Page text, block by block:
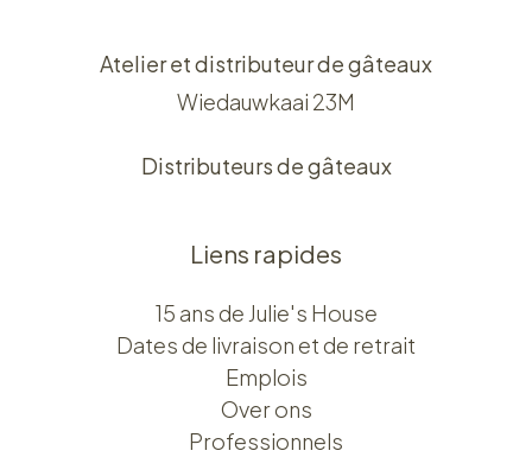
Atelier et distributeur de gâteaux
Wiedauwkaai 23M
Distributeurs de gâteaux
Liens rapides
15 ans de Julie's House
Dates de livraison et de retrait
Emplois
Over ons​​
Professionnels